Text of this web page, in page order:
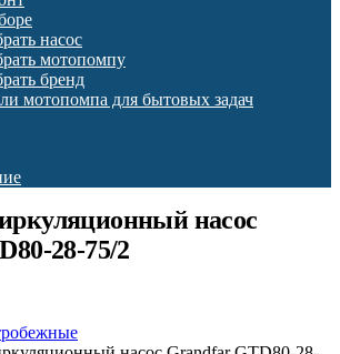
насос
мотопомпу
бренд
мотопомпа для бытовых задач
насос
28-75/2